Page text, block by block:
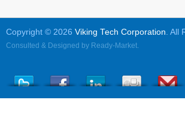
Copyright © 2026 Viking Tech Corporation . All
Consulted & Designed by Ready-Market